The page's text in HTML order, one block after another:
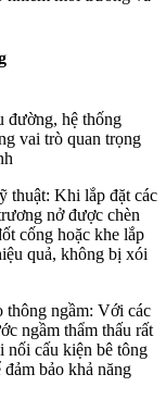
đường, hệ thống
vai trò quan trọng
thuật: Khi lắp đặt các
nở được chèn
cống hoặc khe lắp
quả, không bị xói
thông ngầm: Với các
ngầm thẩm thấu rất
nối cấu kiện bê tông
bảo khả năng